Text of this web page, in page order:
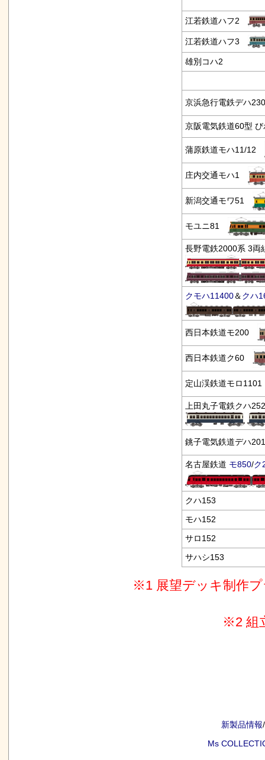
江若鉄道ハフ2
江若鉄道ハフ3
雄別コハ2
京浜急行電鉄デハ
京阪電気鉄道60型
蒲原鉄道モハ11/12
庄内交通モハ1
新潟交通モワ51
モユニ81
長野電鉄2000系 3両
クモハ11400＆ クハ
西日本鉄道モ200
西日本鉄道ク60
定山渓鉄道モロ
上田丸子電鉄クハ
銚子電気鉄道デハ
名古屋鉄道 モ850/ク
クハ153
モハ152
サロ152
サハシ153
※1 展望デッキ制作
※2 組
新製品情報/
Ms